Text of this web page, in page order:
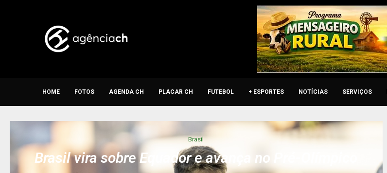
HOME FOTOS AGENDA CH PLACAR CH FUTEBOL + ESPORTES NOTÍCIAS SERVIÇOS
Brasil
Brasil vira sobre Equador e avança no Pré-Olímpico